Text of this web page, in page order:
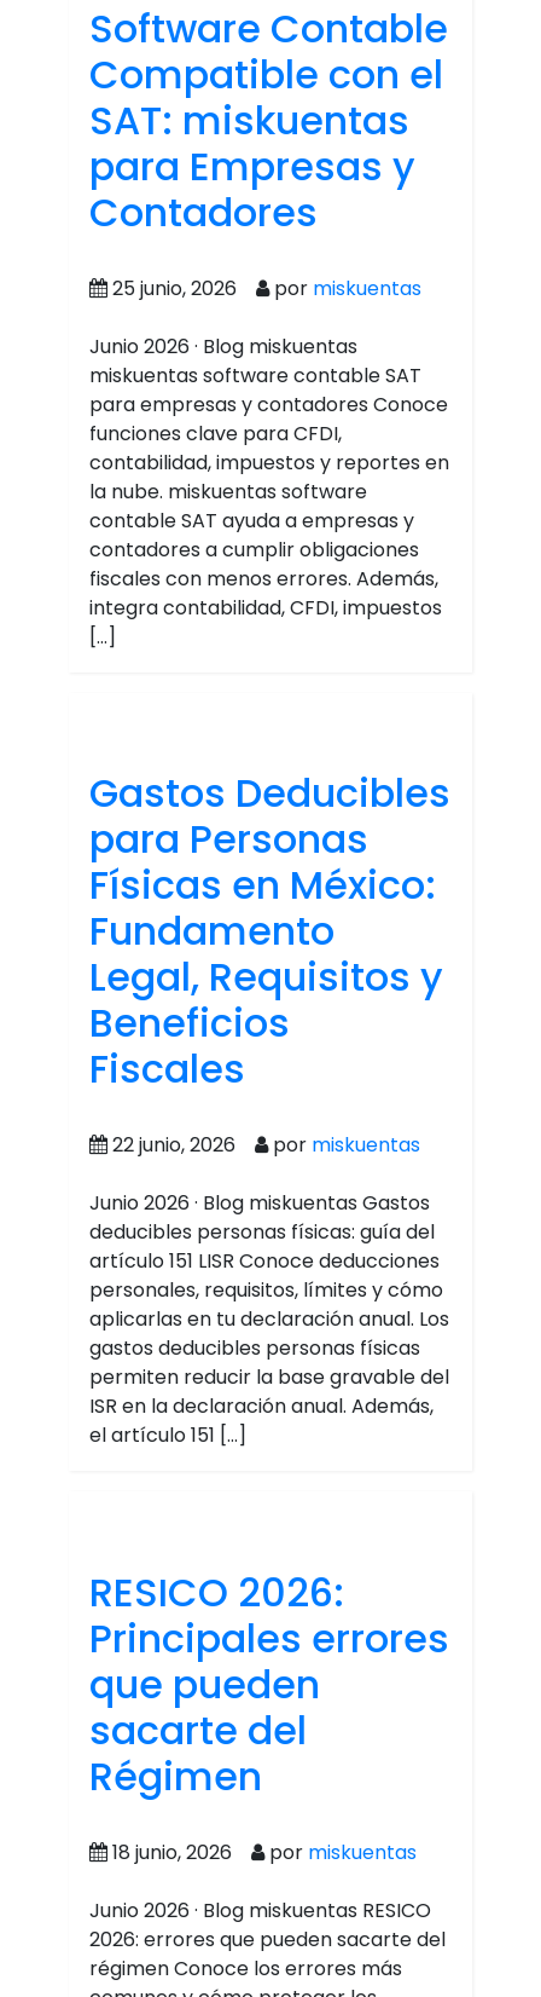
Software Contable
Compatible con el
SAT: miskuentas
para Empresas y
Contadores
25 junio, 2026 por miskuentas
Junio 2026 · Blog miskuentas
miskuentas software contable SAT
para empresas y contadores Conoce
funciones clave para CFDI,
contabilidad, impuestos y reportes en
la nube. miskuentas software
contable SAT ayuda a empresas y
contadores a cumplir obligaciones
fiscales con menos errores. Además,
integra contabilidad, CFDI, impuestos
[…]
Gastos Deducibles
para Personas
Físicas en México:
Fundamento
Legal, Requisitos y
Beneficios
Fiscales
22 junio, 2026 por miskuentas
Junio 2026 · Blog miskuentas Gastos
deducibles personas físicas: guía del
artículo 151 LISR Conoce deducciones
personales, requisitos, límites y cómo
aplicarlas en tu declaración anual. Los
gastos deducibles personas físicas
permiten reducir la base gravable del
ISR en la declaración anual. Además,
el artículo 151 […]
RESICO 2026:
Principales errores
que pueden
sacarte del
Régimen
18 junio, 2026 por miskuentas
Junio 2026 · Blog miskuentas RESICO
2026: errores que pueden sacarte del
régimen Conoce los errores más